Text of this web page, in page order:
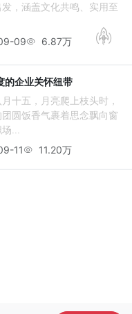
发，涵盖文化共鸣、实用至
09
6.87万
的企业关怀纽带
十五，月亮爬上枝头时，
圆饭香气裹着思念飘向窗
...
11
11.20万